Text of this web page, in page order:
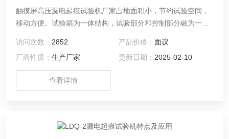
触摸屏高压漏电起痕试验机厂家占地面积小，节约试验空间，
移动方便。试验箱为一体结构，试验部分和控制部分融为一
mm（长）×600mm（宽）×1400mm（高）。
访问次数： 2852 产品价格： 面议
厂商性质：生产厂家 更新日期： 2025-02-10
查看详情